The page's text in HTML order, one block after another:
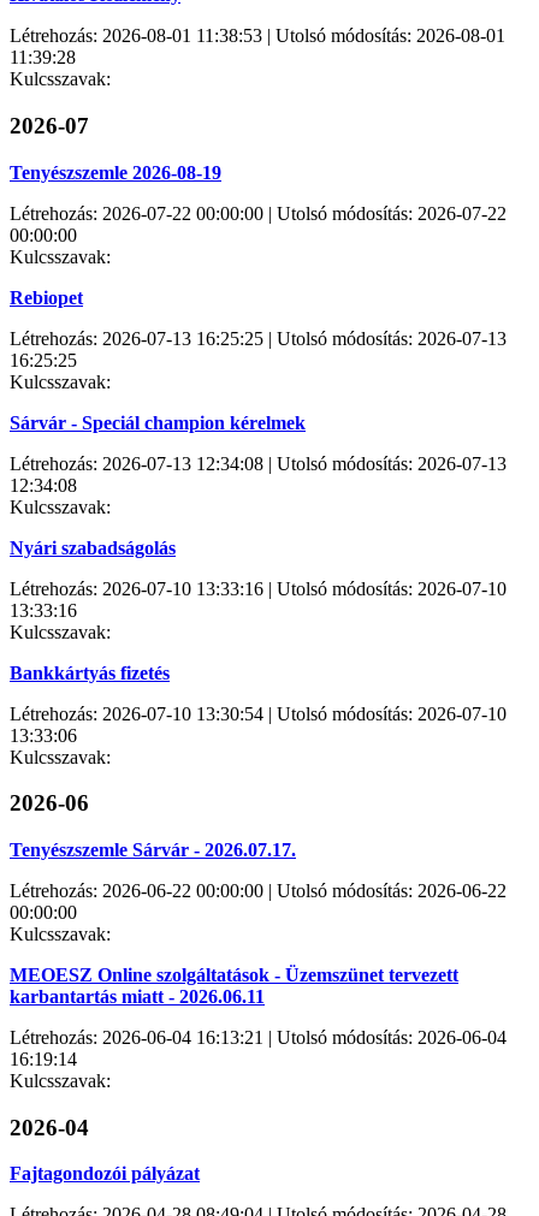
Létrehozás: 2026-08-01 11:38:53 | Utolsó módosítás: 2026-08-01
11:39:28
Kulcsszavak:
2026-07
Tenyészszemle 2026-08-19
Létrehozás: 2026-07-22 00:00:00 | Utolsó módosítás: 2026-07-22
00:00:00
Kulcsszavak:
Rebiopet
Létrehozás: 2026-07-13 16:25:25 | Utolsó módosítás: 2026-07-13
16:25:25
Kulcsszavak:
Sárvár - Speciál champion kérelmek
Létrehozás: 2026-07-13 12:34:08 | Utolsó módosítás: 2026-07-13
12:34:08
Kulcsszavak:
Nyári szabadságolás
Létrehozás: 2026-07-10 13:33:16 | Utolsó módosítás: 2026-07-10
13:33:16
Kulcsszavak:
Bankkártyás fizetés
Létrehozás: 2026-07-10 13:30:54 | Utolsó módosítás: 2026-07-10
13:33:06
Kulcsszavak:
2026-06
Tenyészszemle Sárvár - 2026.07.17.
Létrehozás: 2026-06-22 00:00:00 | Utolsó módosítás: 2026-06-22
00:00:00
Kulcsszavak:
MEOESZ Online szolgáltatások - Üzemszünet tervezett
karbantartás miatt - 2026.06.11
Létrehozás: 2026-06-04 16:13:21 | Utolsó módosítás: 2026-06-04
16:19:14
Kulcsszavak:
2026-04
Fajtagondozói pályázat